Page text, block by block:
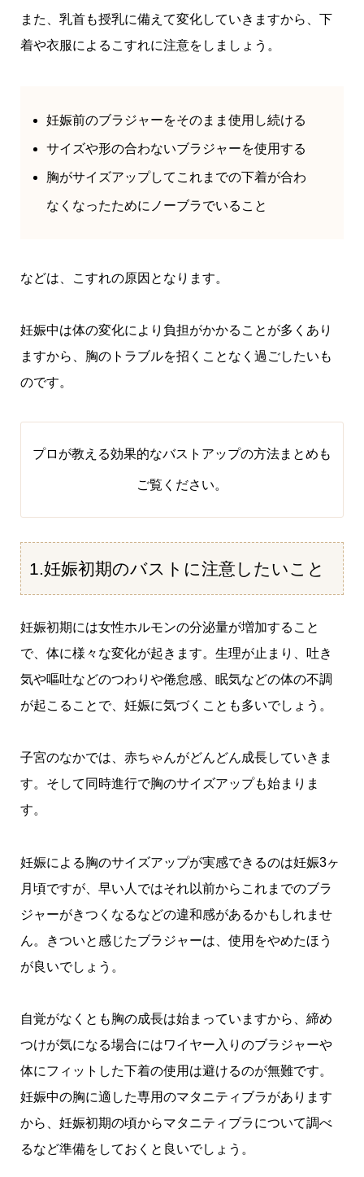
また、乳首も授乳に備えて変化していきますから、下
着や衣服によるこすれに注意をしましょう。
妊娠前のブラジャーをそのまま使用し続ける
サイズや形の合わないブラジャーを使用する
胸がサイズアップしてこれまでの下着が合わ
なくなったためにノーブラでいること
などは、こすれの原因となります。
妊娠中は体の変化により負担がかかることが多くあり
ますから、胸のトラブルを招くことなく過ごしたいも
のです。
プロが教える効果的なバストアップの方法まとめ も
ご覧ください。
1.妊娠初期のバストに注意したいこと
妊娠初期には女性ホルモンの分泌量が増加すること
で、体に様々な変化が起きます。生理が止まり、吐き
気や嘔吐などのつわりや倦怠感、眠気などの体の不調
が起こることで、妊娠に気づくことも多いでしょう。
子宮のなかでは、赤ちゃんがどんどん成長していきま
す。そして同時進行で胸のサイズアップも始まりま
す。
妊娠による胸のサイズアップが実感できるのは妊娠3ヶ
月頃ですが、早い人ではそれ以前からこれまでのブラ
ジャーがきつくなるなどの違和感があるかもしれませ
ん。きついと感じたブラジャーは、使用をやめたほう
が良いでしょう。
自覚がなくとも胸の成長は始まっていますから、締め
つけが気になる場合にはワイヤー入りのブラジャーや
体にフィットした下着の使用は避けるのが無難です。
妊娠中の胸に適した専用のマタニティブラがあります
から、妊娠初期の頃からマタニティブラについて調べ
るなど準備をしておくと良いでしょう。